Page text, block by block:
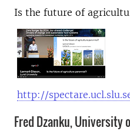
Is the future of
http://
Fred Dzanku, University